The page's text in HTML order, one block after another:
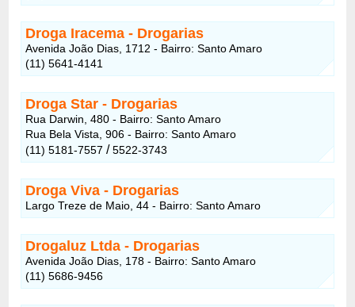
Droga Iracema - Drogarias
Avenida João Dias, 1712 - Bairro: Santo Amaro
(11) 5641-4141
Droga Star - Drogarias
Rua Darwin, 480 - Bairro: Santo Amaro
Rua Bela Vista, 906 - Bairro: Santo Amaro
(11) 5181-7557 /5522-3743
Droga Viva - Drogarias
Largo Treze de Maio, 44 - Bairro: Santo Amaro
Drogaluz Ltda - Drogarias
Avenida João Dias, 178 - Bairro: Santo Amaro
(11) 5686-9456